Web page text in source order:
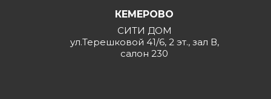
КЕМЕРОВО
СИТИ ДОМ
ул.Терешковой 41/6, 2 эт., зал В,
салон 230